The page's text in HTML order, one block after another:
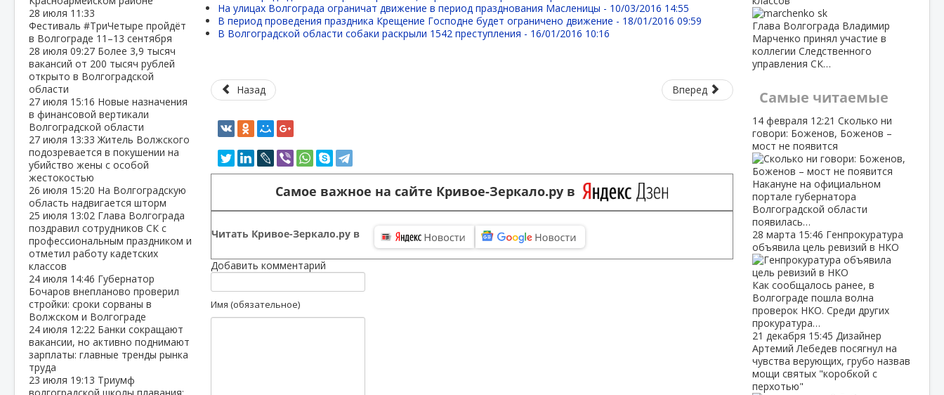
28 июля 11:33
Фестиваль #ТриЧетыре пройдёт
в Волгограде 11–13 сентября
28 июля 09:27 Более 3,9 тысяч
вакансий от 200 тысяч рублей
открыто в Волгоградской
области
27 июля 15:16 Новые назначения
в финансовой вертикали
Волгоградской области
27 июля 13:33Житель Волжского
подозревается в покушении на
убийство жены с особой
жестокостью
26 июля 15:20 На Волгоградскую
область надвигается шторм
25 июля 13:02 Глава Волгограда
поздравил сотрудников СК с
профессиональным праздником и
отметил работу кадетских
классов
24 июля 14:46 Губернатор
Бочаров внепланово проверил
стройки: сроки сорваны в
Волжском и Волгограде
24 июля 12:22 Банки сокращают
вакансии, но активно поднимают
зарплаты: главные тренды рынка
труда
23 июля 19:13 Триумф
На улицах Волгограда ограничат движение в период празднования Масленицы - 10/03/2016 14:55
В период проведения праздника Крещение Господне будет ограничено движение - 18/01/2016 09:59
В Волгоградской области собаки раскрыли 1542 преступления - 16/01/2016 10:16
Назад Вперед
Самое важное на сайте Кривое-Зеркало.ру в
Читать Кривое-Зеркало.ру в
Добавить комментарий
Имя (обязательное)
Глава Волгограда Владимир
Марченко принял участие в
коллегии Следственного
управления СК…
Самые читаемые
14 февраля 12:21 Сколько ни
говори: Боженов, Боженов –
мост не появится
Накануне на официальном
портале губернатора
Волгоградской области
появилась…
28 марта 15:46 Генпрокуратура
объявила цель ревизий в НКО
Как сообщалось ранее, в
Волгограде пошла волна
проверок НКО. Среди других
прокуратура…
21 декабря 15:45 Дизайнер
Артемий Лебедев посягнул на
чувства верующих, грубо назвав
мощи святых "коробкой с
перхотью"